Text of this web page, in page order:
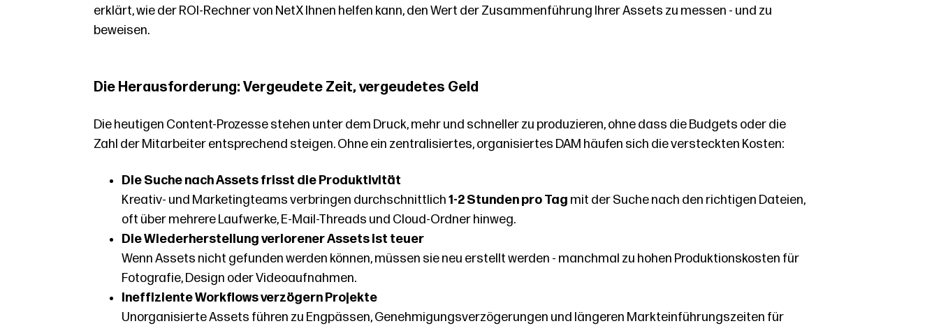
erklärt, wie der ROI-Rechner von NetX Ihnen helfen kann, den Wert der Zusammenführung Ihrer Assets zu messen - und zu
beweisen.
Die Herausforderung: Vergeudete Zeit, vergeudetes Geld
Die heutigen Content-Prozesse stehen unter dem Druck, mehr und schneller zu produzieren, ohne dass die Budgets oder die
Zahl der Mitarbeiter entsprechend steigen. Ohne ein zentralisiertes, organisiertes DAM häufen sich die versteckten Kosten:
Die Suche nach Assets frisst die Produktivität
Kreativ- und Marketingteams verbringen durchschnittlich1-2 Stunden pro Tag mit der Suche nach den richtigen Dateien,
oft über mehrere Laufwerke, E-Mail-Threads und Cloud-Ordner hinweg.
Die Wiederherstellung verlorener Assets ist teuer
Wenn Assets nicht gefunden werden können, müssen sie neu erstellt werden - manchmal zu hohen Produktionskosten für
Fotografie, Design oder Videoaufnahmen.
Ineffiziente Workflows verzögern Projekte
Unorganisierte Assets führen zu Engpässen, Genehmigungsverzögerungen und längeren Markteinführungszeiten für